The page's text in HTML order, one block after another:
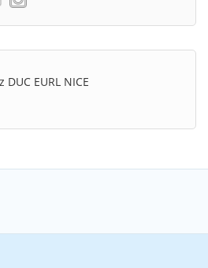
DUC EURL NICE